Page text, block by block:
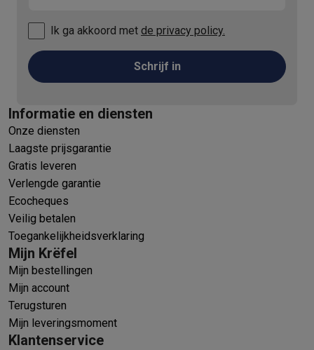
Ik ga akkoord met de privacy policy.
Schrijf in
Informatie en diensten
Onze diensten
Laagste prijsgarantie
Gratis leveren
Verlengde garantie
Ecocheques
Veilig betalen
Toegankelijkheidsverklaring
Mijn Krëfel
Mijn bestellingen
Mijn account
Terugsturen
Mijn leveringsmoment
Klantenservice